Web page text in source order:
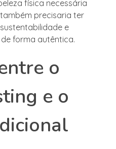
física necessária
precisaria ter
e
forma autêntica.
o
e o